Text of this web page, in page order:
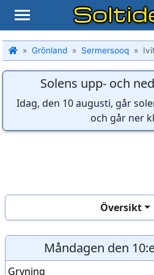
Grönland Sermersooq
Solens upp- och
Idag, den 10 augusti, går
och går ner
Översikt
Måndagen den
Gryning